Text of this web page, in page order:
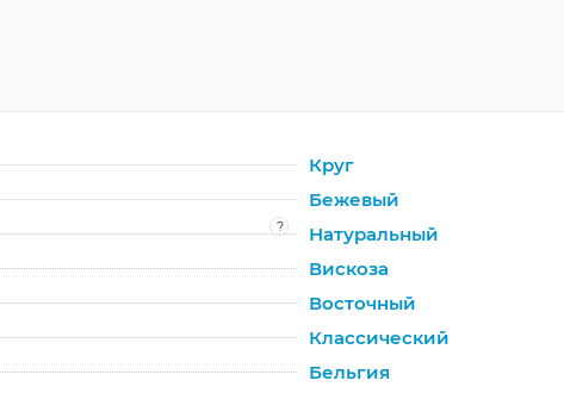
Круг
Бежевый
?
Натуральный
Вискоза
Восточный
Классический
Бельгия